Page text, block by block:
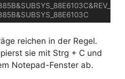
reichen in der Regel.
sie mit Strg + C und
Notepad-Fenster ab.